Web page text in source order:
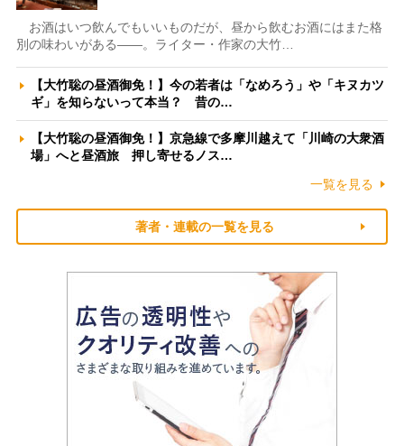
お酒はいつ飲んでもいいものだが、昼から飲むお酒にはまた格
別の味わいがある――。ライター・作家の大竹…
【大竹聡の昼酒御免！】今の若者は「なめろう」や「キヌカツ
ギ」を知らないって本当？ 昔の…
【大竹聡の昼酒御免！】京急線で多摩川越えて「川崎の大衆酒
場」へと昼酒旅 押し寄せるノス…
一覧を見る
著者・連載の一覧を見る